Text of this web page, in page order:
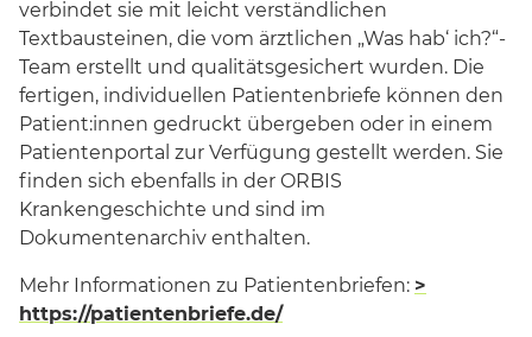
verbindet sie mit leicht verständlichen
Textbausteinen, die vom ärztlichen „Was hab‘ ich?“-
Team erstellt und qualitätsgesichert wurden. Die
fertigen, individuellen Patientenbriefe können den
Patient:innen gedruckt übergeben oder in einem
Patientenportal zur Verfügung gestellt werden. Sie
finden sich ebenfalls in der ORBIS
Krankengeschichte und sind im
Dokumentenarchiv enthalten.
Mehr Informationen zu Patientenbriefen: >
https://patientenbriefe.de/